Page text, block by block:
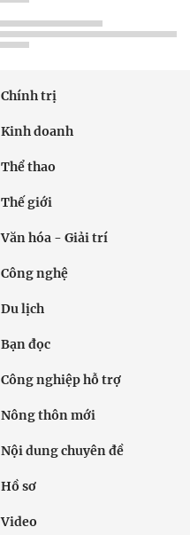
Chính trị
Kinh doanh
Thể thao
Thế giới
Văn hóa - Giải trí
Công nghệ
Du lịch
Bạn đọc
Công nghiệp hỗ trợ
Nông thôn mới
Nội dung chuyên đề
Hồ sơ
Video